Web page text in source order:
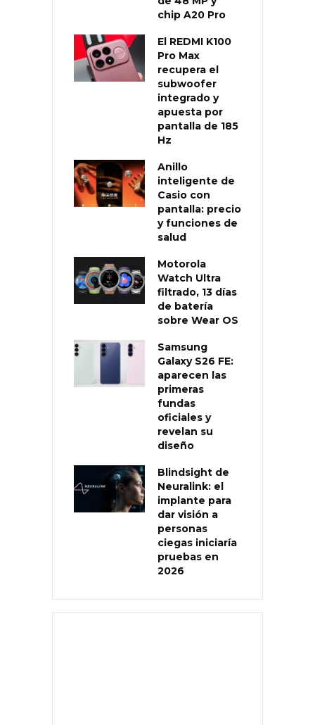
chip A20 Pro
El REDMI K100
Pro Max
recupera el
subwoofer
integrado y
apuesta por
pantalla de 185
Hz
Anillo
inteligente de
Casio con
pantalla: precio
y funciones de
salud
Motorola
Watch Ultra
filtrado, 13 días
de batería
sobre Wear OS
Samsung
Galaxy S26 FE:
aparecen las
primeras
fundas
oficiales y
revelan su
diseño
Blindsight de
Neuralink: el
implante para
dar visión a
personas
ciegas iniciaría
pruebas en
2026